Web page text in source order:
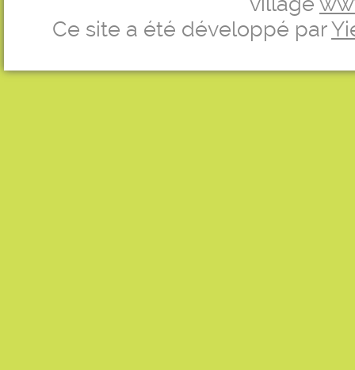
Ce site a été développé par